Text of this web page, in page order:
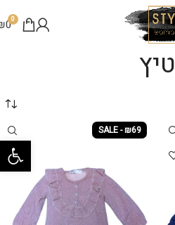
0
0
טיץ
SALE - ₪69
פתח